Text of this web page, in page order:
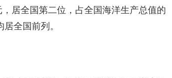
居全国第二位，占全国海洋生产总值的
全国前列。